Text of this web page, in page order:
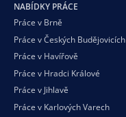
NABÍDKY PRÁCE
Práce v Brně
Práce v Českých Budějovicích
Práce v Havířově
Práce v Hradci Králové
Práce v Jihlavě
Práce v Karlových Varech